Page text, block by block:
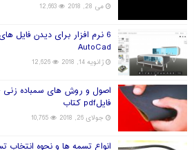
می 28, 2018 12,663
6 نرم افزار برای دیدن فایل
AutoCad
ژانویه 14, 2018 12,626
اصول و روش های سمباده زنی
فایلpdf کتاب
جولای 26, 2018 10,765
انواع تسمه ها و نحوه انتخاب